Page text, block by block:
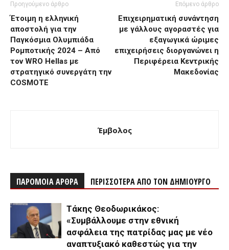
Προηγούμενο άρθρο
Έτοιμη η ελληνική
αποστολή για την
Παγκόσμια Ολυμπιάδα
Ρομποτικής 2024 – Από
τον WRO Hellas με
στρατηγικό συνεργάτη την
COSMOTE
Επόμενο άρθρο
Επιχειρηματική συνάντηση
με γάλλους αγοραστές για
εξαγωγικά ώριμες
επιχειρήσεις διοργανώνει η
Περιφέρεια Κεντρικής
Μακεδονίας
Έμβολος
ΠΑΡΟΜΟΙΑ ΑΡΘΡΑ ΠΕΡΙΣΣΟΤΕΡΑ ΑΠΟ ΤΟΝ ΔΗΜΙΟΥΡΓΟ
Τάκης Θεοδωρικάκος:
«Συμβάλλουμε στην εθνική
ασφάλεια της πατρίδας μας με νέο
αναπτυξιακό καθεστώς για την